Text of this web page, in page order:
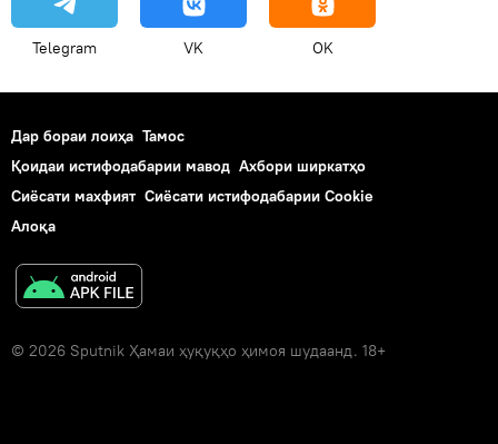
Telegram VK OK
Дар бораи лоиҳа Тамос
Қоидаи истифодабарии мавод Ахбори ширкатҳо
Сиёсати махфият Сиёсати истифодабарии Cookie
Алоқа
© 2026 Sputnik Ҳамаи ҳуқуқҳо ҳимоя шудаанд. 18+